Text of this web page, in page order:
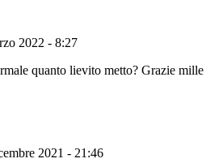
2022 - 8:27
quanto lievito metto? Grazie mille
2021 - 21:46